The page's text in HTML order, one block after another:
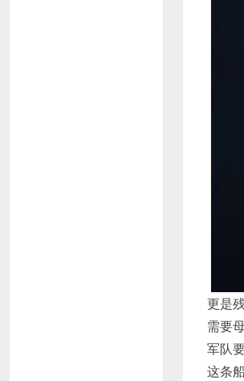
更是
需要
军队
这条